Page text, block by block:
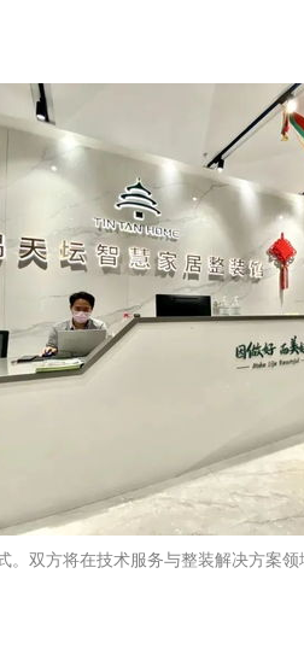
双方将在技术服务与整装解决方案